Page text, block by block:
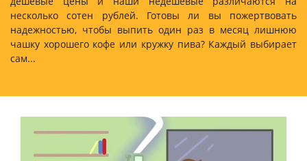
несколько сотен рублей. Готовы ли вы пожертвовать
надежностью, чтобы выпить один раз в месяц лишнюю
чашку хорошего кофе или кружку пива? Каждый выбирает
сам...